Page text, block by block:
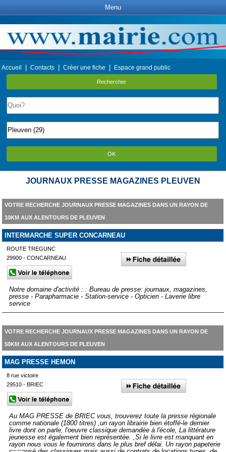
Menu
Accueil Contacts Créer une fiche Espace grand public
Rechercher
OK
JOURNAUX PRESSE MAGAZINES PLEUVEN
VOTRE RECHERCHE JOURNAUX PRESSE MAGAZINES DANS UN RAYON DE
10KM AUX ALENTOURS DE PLEUVEN
INTERMARCHE SUPER CONCARNEAU
ROUTE TREGUNC
29900 - CONCARNEAU
Notre domaine d'activité : : Bureau de presse: journaux, magazines,
presse - Parapharmacie - Station-service - Opticien - Laverie libre
service
VOTRE RECHERCHE JOURNAUX PRESSE MAGAZINES DANS UN RAYON DE
50KM AUX ALENTOURS DE PLEUVEN
MAG PRESSE HEMON
8 rue victoire
29510 - BRIEC
Au MAG PRESSE de BRIEC vous, trouverez toute la presse régionale
comme nationale (1800 titres) ,un rayon librairie bien étoffé-le dernier
livre dont on parle, l'oeuvre classique demandée à l'école, La littérature
jeunesse est également bien représentée. ,Si le livre est manquant en
rayon nous vous le fournirons dans le plus bref délai. Un rayon papeterie